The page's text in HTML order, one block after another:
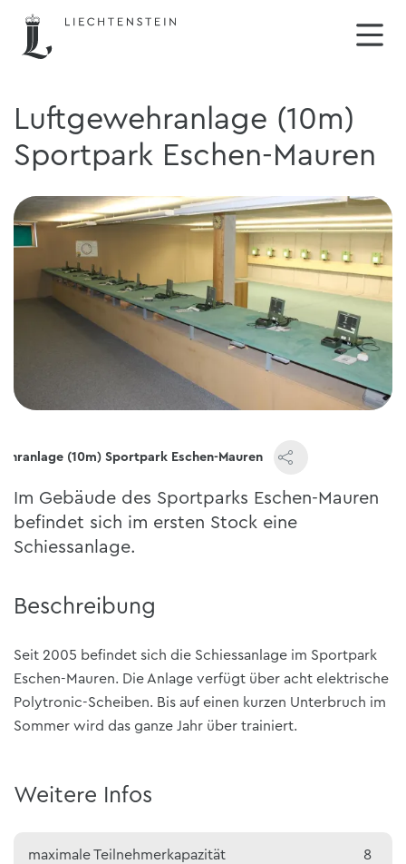
Luftgewehranlage (10m)
Sportpark Eschen-Mauren
(10m) Sportpark Eschen-Mauren
Im Gebäude des Sportparks Eschen-Mauren
befindet sich im ersten Stock eine
Schiessanlage.
Beschreibung
Seit 2005 befindet sich die Schiessanlage im Sportpark
Eschen-Mauren. Die Anlage verfügt über acht elektrische
Polytronic-Scheiben. Bis auf einen kurzen Unterbruch im
Sommer wird das ganze Jahr über trainiert.
Weitere Infos
maximale Teilnehmerkapazität 8